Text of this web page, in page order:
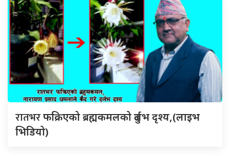
रातभरफक्रिएको ब्रह्मकमलको दुर्लभ दृश्य,(लाइभ
भिडियो)